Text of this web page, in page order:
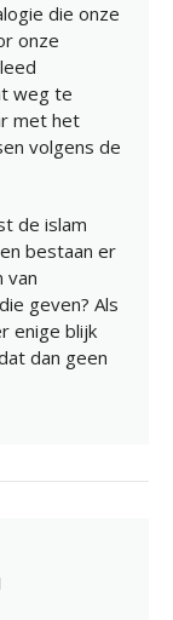
die onze
onze
weg te
met het
volgens de
de islam
bestaan er
van
geven? Als
enige blijk
dan geen